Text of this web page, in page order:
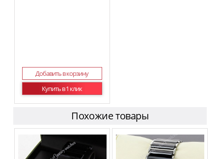
Добавить в корзину
Купить в 1 клик
Похожие товары